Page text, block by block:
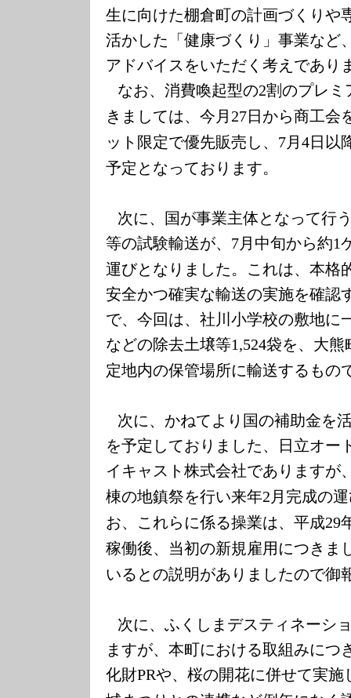
生に向けた棚倉町の計画づくりや
活かした「健康づくり」事業など
アドバイスをいただく考えであり
なお、消費喚起型の2割のプレミ
きましては、今月 27日から商工会
ット限定で優先販売し、
7月4日以
予定となっております。
次に、国が事業主体となって行
等の試験輸送が、
7月中旬から約1
運びとなりました。これは、本格
安全かつ確実な輸送の実施を確認
で、今回は、社川小学校の敷地に
などの除去土壌等1,524袋を、大熊
定地内の保管場所に輸送するもの
次に、かねてより国の補助金を
を予定しておりました、日立オー
イキャスト株式会社でありますが
棟の地鎮祭を行い来年2 月完成の
お、これらに係る操業は、平成29
稼働後、当初の新規雇用につきま
いるとの説明がありましたので御
次に、ふくしまデスティネーシ
ますが、本町における取組みにつ
化財PRや、桜の開花に併せて実